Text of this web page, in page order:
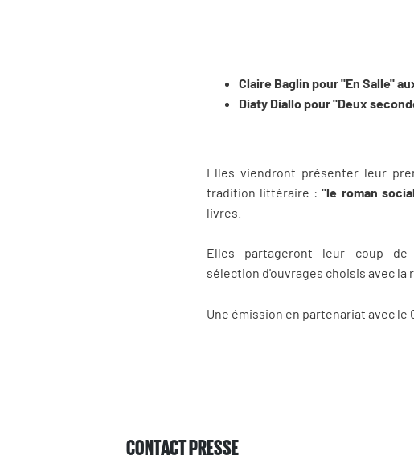
Claire Baglin pour "En Salle"
Diaty Diallo pour "Deux
Elles viendront présenter leur
tradition littéraire : "le roman
livres.
Elles partageront leur coup de
sélection d'ouvrages choisis avec la
Une émission en partenariat avec le
CONTACT PRESSE